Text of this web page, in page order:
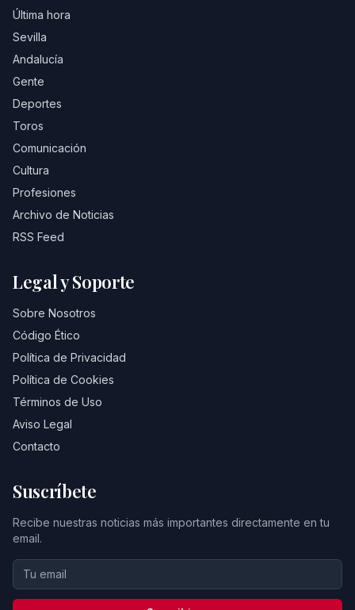
Última hora
Sevilla
Andalucía
Gente
Deportes
Toros
Comunicación
Cultura
Profesiones
Archivo de Noticias
RSS Feed
Legal y Soporte
Sobre Nosotros
Código Ético
Política de Privacidad
Política de Cookies
Términos de Uso
Aviso Legal
Contacto
Suscríbete
Recibe nuestras noticias más importantes directamente en tu
email.